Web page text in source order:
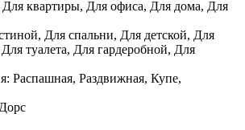
квартиры, Для офиса, Для дома, Для
Для спальни, Для детской, Для
туалета, Для гардеробной, Для
Распашная, Раздвижная, Купе,